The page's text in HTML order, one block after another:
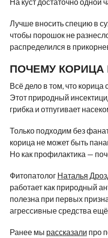
Лучше вносить специю в
чтобы порошок не
распределился в
ПОЧЕМУ КОРИЦА
Всё дело в том, что корица
Этот природный
грибка и отпугивает
Только подходим без
корица не может быть
Но как профилактика —
Фитопатолог Наталья
работает как природный
полезна при первых
агрессивные средства
Ранее мы рассказали про